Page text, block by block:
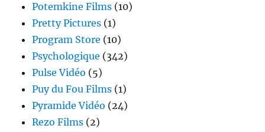
Potemkine Films (10)
Pretty Pictures (1)
Program Store (10)
Psychologique (342)
Pulse Vidéo (5)
Puy du Fou Films (1)
Pyramide Vidéo (24)
Rezo Films (2)